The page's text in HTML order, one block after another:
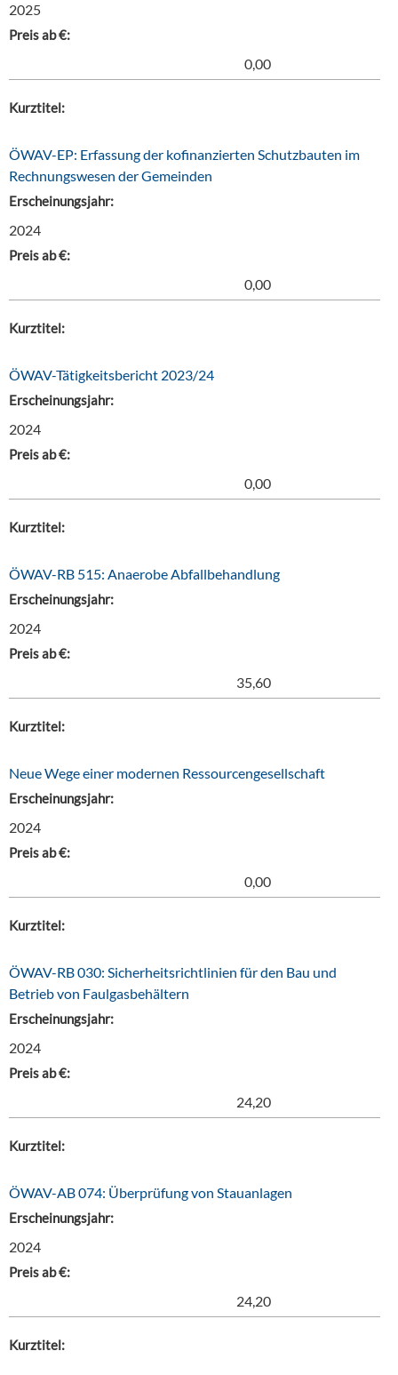
2025
Preis ab €:
0,00
Kurztitel:
ÖWAV-EP: Erfassung der kofinanzierten Schutzbauten im
Rechnungswesen der Gemeinden
Erscheinungsjahr:
2024
Preis ab €:
0,00
Kurztitel:
ÖWAV-Tätigkeitsbericht 2023/24
Erscheinungsjahr:
2024
Preis ab €:
0,00
Kurztitel:
ÖWAV-RB 515: Anaerobe Abfallbehandlung
Erscheinungsjahr:
2024
Preis ab €:
35,60
Kurztitel:
Neue Wege einer modernen Ressourcengesellschaft
Erscheinungsjahr:
2024
Preis ab €:
0,00
Kurztitel:
ÖWAV-RB 030: Sicherheitsrichtlinien für den Bau und
Betrieb von Faulgasbehältern
Erscheinungsjahr:
2024
Preis ab €:
24,20
Kurztitel:
ÖWAV-AB 074: Überprüfung von Stauanlagen
Erscheinungsjahr:
2024
Preis ab €:
24,20
Kurztitel: